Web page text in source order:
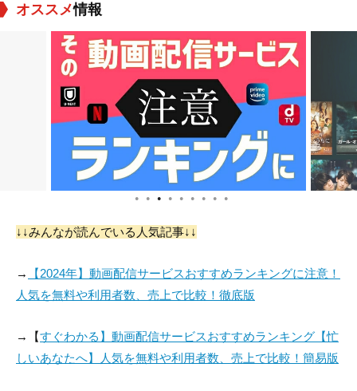
オススメ情報
● ● ● ● ● ● ● ● ●
↓↓みんなが読んでいる人気記事↓↓
→
【2024年】動画配信サービスおすすめランキングに注意！
人気を無料や利用者数、売上で比較！徹底版
→【すぐわかる】動画配信サービスおすすめランキング【忙
しいあなたへ】人気を無料や利用者数、売上で比較！簡易版